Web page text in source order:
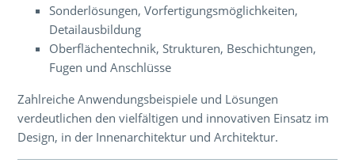
Sonderlösungen, Vorfertigungsmöglichkeiten,
Detailausbildung
Oberflächentechnik, Strukturen, Beschichtungen,
Fugen und Anschlüsse
Zahlreiche Anwendungsbeispiele und Lösungen
verdeutlichen den vielfältigen und innovativen Einsatz im
Design, in der Innenarchitektur und Architektur.